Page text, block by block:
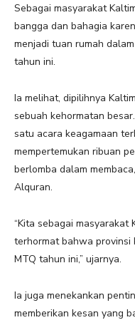
Sebagai masyarakat
bangga dan bahagia
menjadi tuan rumah
tahun ini.
Ia melihat, dipilihnya
sebuah kehormatan
satu acara keagamaan
mempertemukan ribuan
berlomba dalam
Alquran.
“Kita sebagai masyarakat
terhormat bahwa provinsi
MTQ tahun ini,” ujarnya.
Ia juga menekankan
memberikan kesan yang